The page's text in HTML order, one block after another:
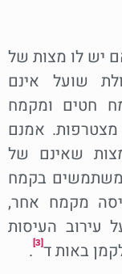
יש לו מצות של
שועל אינם
חטים ומקמח
מצטרפות. אמנם
שאינם של
בקמח
מקמח אחר,
עירוב העיסות
באות ד[3]
.